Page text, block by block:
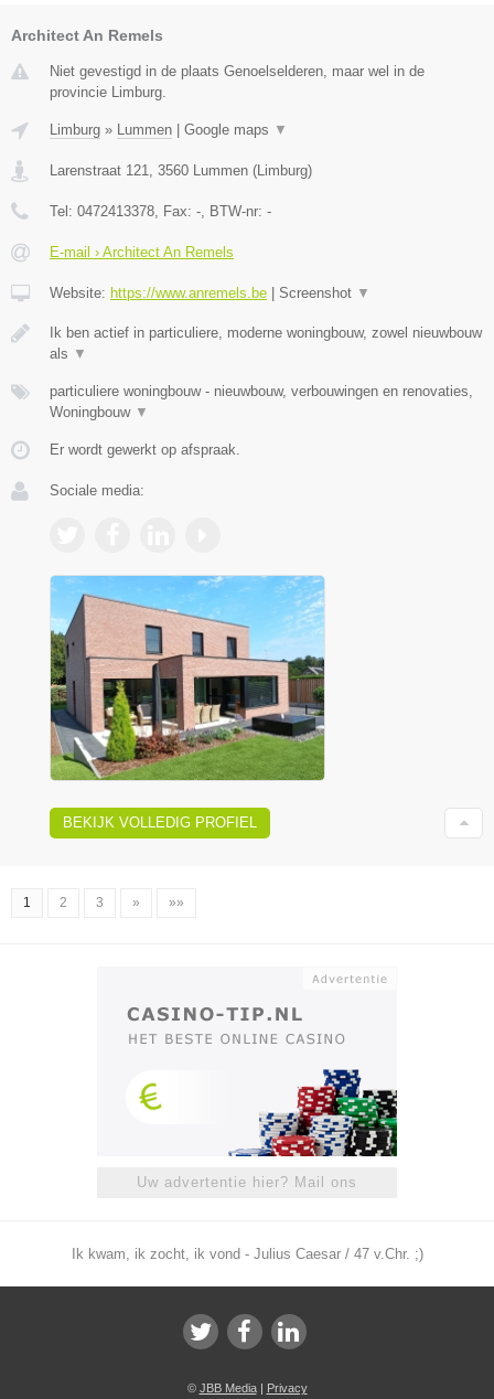
Architect An Remels
Niet gevestigd in de plaats Genoelselderen, maar wel in de
provincie Limburg.
Limburg » Lummen Google maps ▼
Larenstraat 121 3560 Lummen ( Limburg)
Tel: 0472413378 , Fax: - , BTW-nr: -
E-mail › Architect An Remels
Website: https://www.anremels.be Screenshot ▼
Ik ben actief in particuliere, moderne woningbouw, zowel nieuwbouw
als ▼
particuliere woningbouw - nieuwbouw, verbouwingen en renovaties,
Woningbouw ▼
Er wordt gewerkt op afspraak.
Sociale media:
BEKIJK VOLLEDIG PROFIEL
1 2 3 » »»
Uw advertentie hier? Mail ons
Ik kwam, ik zocht, ik vond - Julius Caesar / 47 v.Chr. ;)
© JBB Media| Privacy